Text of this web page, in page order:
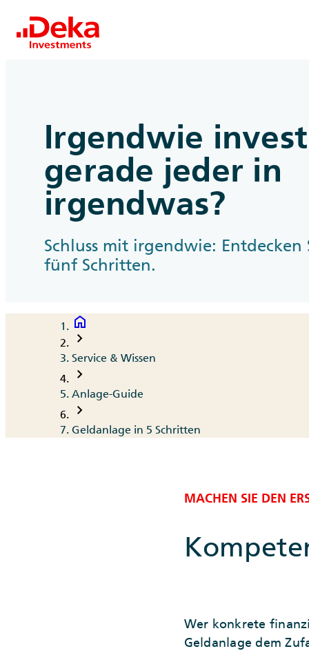
Irgendwie
gerade jeder in
irgendwas?
Schluss mit irgendwie: Entdecken
fünf Schritten.
Breadcrumb
home
chevron_right
Service & Wissen
chevron_right
Anlage-Guide
chevron_right
Geldanlage in 5 Schritten
MACHEN SIE DEN
Wer konkrete
Geldanlage dem